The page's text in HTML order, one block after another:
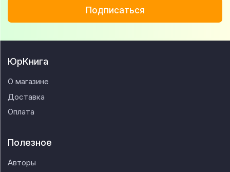
Подписаться
ЮрКнига
О магазине
Доставка
Оплата
Полезное
Авторы